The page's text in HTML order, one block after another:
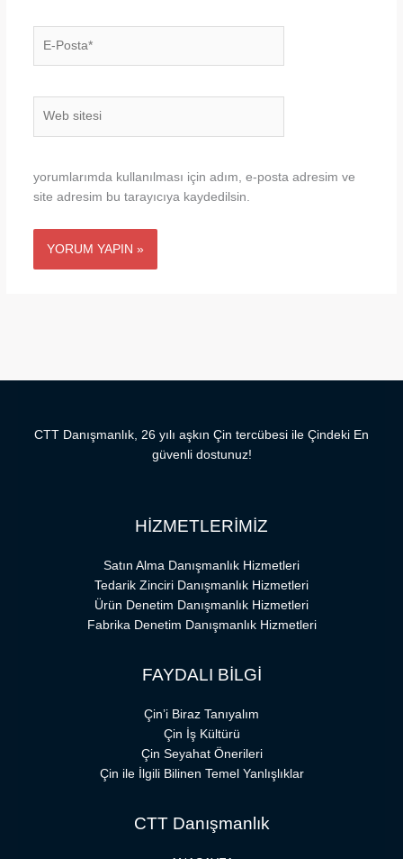
Posta*
yorumlarımda kullanılması için adım, e-posta adresim ve
site adresim bu tarayıcıya kaydedilsin.
CTT Danışmanlık, 26 yılı aşkın Çin tercübesi ile Çindeki En
güvenli dostunuz!
HİZMETLERİMİZ
Satın Alma Danışmanlık Hizmetleri
Tedarik Zinciri Danışmanlık Hizmetleri
Ürün Denetim Danışmanlık Hizmetleri
Fabrika Denetim Danışmanlık Hizmetleri
FAYDALI BİLGİ
Çin’i Biraz Tanıyalım
Çin İş Kültürü
Çin Seyahat Önerileri
Çin ile İlgili Bilinen Temel Yanlışlıklar
CTT Danışmanlık